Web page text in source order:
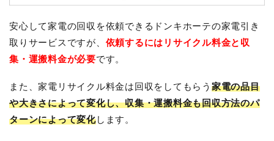
安心して家電の回収を依頼できるドンキホーテの家電引き
取りサービスですが、 依頼するにはリサイクル料金と収
集・運搬料金が必要です。
また、家電リサイクル料金は回収をしてもらう 家電の品目
や大きさによって変化し、収集・運搬料金も回収方法のパ
ターンによって変化します。